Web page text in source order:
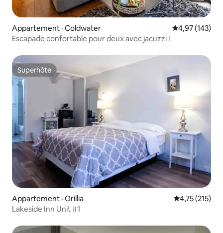
Appartement · Coldwater Note
4,97 (143)
Escapade confortable pour deux avec jacuzzi !
Superhôte
Superhôte
Appartement · Orillia Note
4,75 (215)
Lakeside Inn Unit #1